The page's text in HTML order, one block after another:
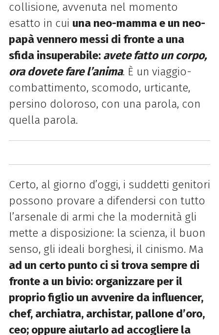
collisione, avvenuta nel momento
esatto in cui una neo-mamma e un neo-
papà vennero messi di fronte a una
sfida insuperabile: avete fatto un corpo,
ora dovete fare l’anima. È un viaggio-
combattimento, scomodo, urticante,
persino doloroso, con una parola, con
quella parola.
Certo, al giorno d’oggi, i suddetti genitori
possono provare a difendersi con tutto
l’arsenale di armi che la modernità gli
mette a disposizione: la scienza, il buon
senso, gli ideali borghesi, il cinismo. Ma
ad un certo punto ci si trova sempre di
fronte a un bivio: organizzare per il
proprio figlio un avvenire da influencer,
chef, archiatra, archistar, pallone d’oro,
ceo; oppure aiutarlo ad accogliere la